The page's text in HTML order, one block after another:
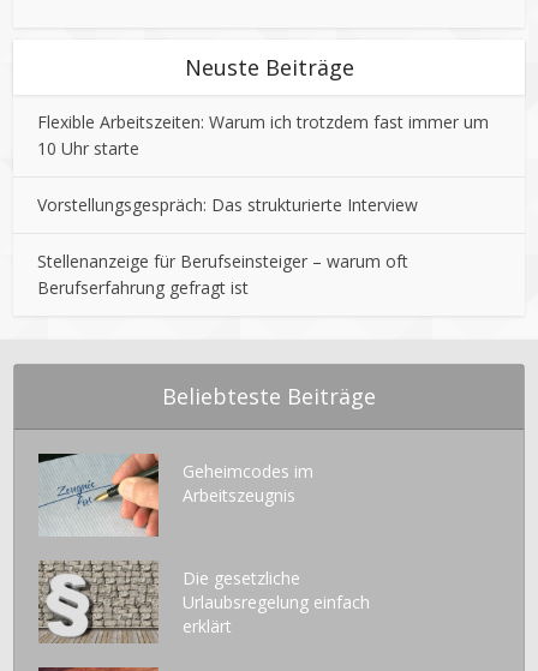
Neuste Beiträge
Flexible Arbeitszeiten: Warum ich trotzdem fast immer um
10 Uhr starte
Vorstellungsgespräch: Das strukturierte Interview
Stellenanzeige für Berufseinsteiger – warum oft
Berufserfahrung gefragt ist
Beliebteste Beiträge
Geheimcodes im
Arbeitszeugnis
Die gesetzliche
Urlaubsregelung einfach
erklärt